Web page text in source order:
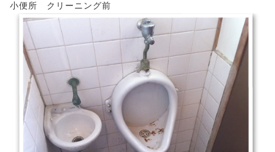
小便所 クリーニング前